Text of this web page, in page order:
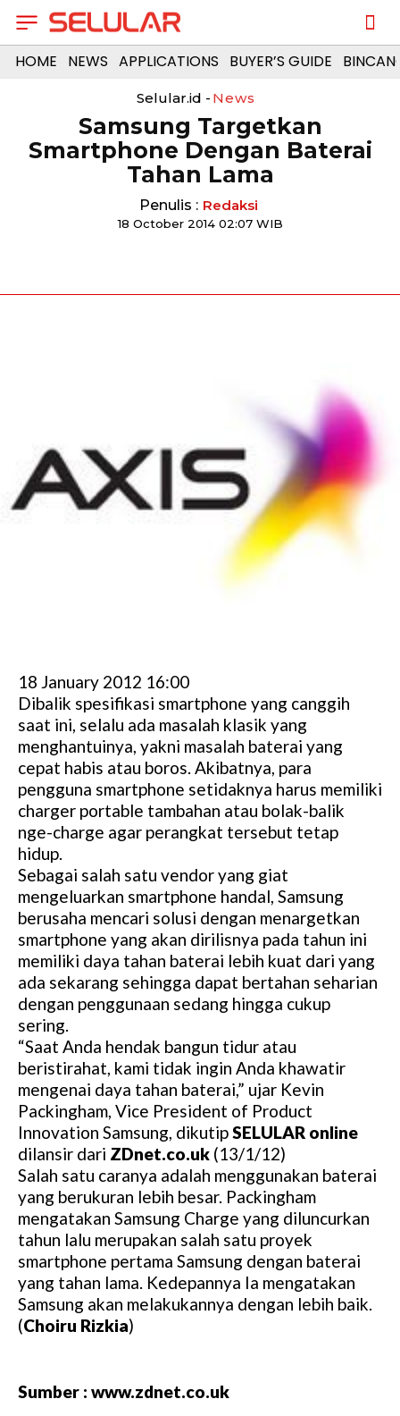
HOME NEWS APPLICATIONS BUYER’S GUIDE
Selular.id - News
Samsung Targetkan
Smartphone Dengan Baterai
Tahan Lama
Penulis : Redaksi
18 October 2014 02:07 WIB
18 January 2012 16:00
Dibalik spesifikasi smartphone yang canggih
saat ini, selalu ada masalah klasik yang
menghantuinya, yakni masalah baterai yang
cepat habis atau boros. Akibatnya, para
pengguna smartphone setidaknya harus memiliki
charger portable tambahan atau bolak-balik
nge-charge agar perangkat tersebut tetap
hidup.
Sebagai salah satu vendor yang giat
mengeluarkan smartphone handal, Samsung
berusaha mencari solusi dengan menargetkan
smartphone yang akan dirilisnya pada tahun ini
memiliki daya tahan baterai lebih kuat dari yang
ada sekarang sehingga dapat bertahan seharian
dengan penggunaan sedang hingga cukup
sering.
“Saat Anda hendak bangun tidur atau
beristirahat, kami tidak ingin Anda khawatir
mengenai daya tahan baterai,” ujar Kevin
Packingham, Vice President of Product
Innovation Samsung, dikutipSELULAR online
dilansir dari ZDnet.co.uk (13/1/12)
Salah satu caranya adalah menggunakan baterai
yang berukuran lebih besar. Packingham
mengatakan Samsung Charge yang diluncurkan
tahun lalu merupakan salah satu proyek
smartphone pertama Samsung dengan baterai
yang tahan lama. Kedepannya Ia mengatakan
Samsung akan melakukannya dengan lebih baik.
(Choiru Rizkia)
Sumber : www.zdnet.co.uk